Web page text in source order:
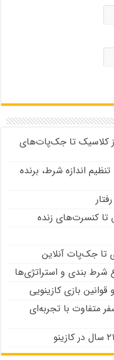
انواع بازی‌های اسلات ۲۰۲۶؛ از کلاسیک تا جک‌پات‌های
اندازه شرط، برنده
تا کنسرت‌های زنده
تا جک‌پات‌ آنلاین
شرط بندی و استراتژی‌ها
بازی کازینویی
متفاوت با تجربه‌ای